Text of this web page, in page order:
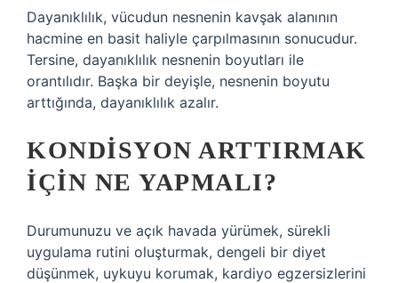
Dayanıklılık, vücudun nesnenin kavşak alanının
hacmine en basit haliyle çarpılmasının sonucudur.
Tersine, dayanıklılık nesnenin boyutları ile
orantılıdır. Başka bir deyişle, nesnenin boyutu
arttığında, dayanıklılık azalır.
KONDISYON ARTTIRMAK
IÇIN NE YAPMALI?
Durumunuzu ve açık havada yürümek, sürekli
uygulama rutini oluşturmak, dengeli bir diyet
düşünmek, uykuyu korumak, kardiyo egzersizlerini